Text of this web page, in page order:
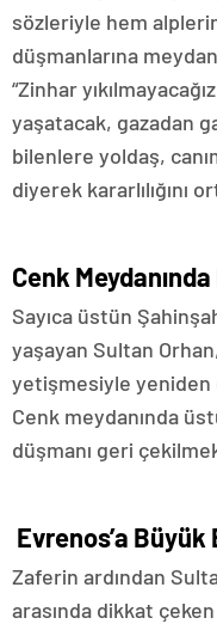
sözleriyle hem
düşmanlarına
“Zinhar
yaşatacak, gazadan
bilenlere yoldaş,
diyerek kararlılığını
Cenk
Sayıca üstün
yaşayan Sultan
yetişmesiyle yeniden
Cenk meydanında
düşmanı geri
Evrenos’a
Zaferin ardından
arasında dikkat